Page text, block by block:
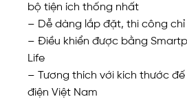
bộ tiện ích thống nhất
– Dễ dàng lắp đặt, thi công chỉ
– Điều khiển được bằng
Life
– Tương thích với kích thước
điện Việt Nam